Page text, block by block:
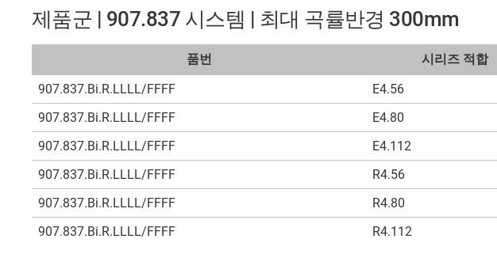
제품군 | 907.837 시스템 | 최대 곡률반경 300mm
품번 시리즈 적합
907.837.Bi.R.LLLL/FFFF
E4.56
907.837.Bi.R.LLLL/FFFF
E4.80
907.837.Bi.R.LLLL/FFFF
E4.112
907.837.Bi.R.LLLL/FFFF
R4.56
907.837.Bi.R.LLLL/FFFF
R4.80
907.837.Bi.R.LLLL/FFFF
R4.112